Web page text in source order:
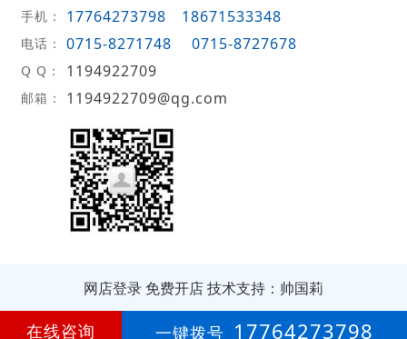
手机： 17764273798 18671533348
电话： 0715-8271748 0715-8727678
Q Q： 1194922709
邮箱： 1194922709@qg.com
网店登录 免费开店技术支持：帅国莉
第20年
在线咨询 一键拨号 17764273798